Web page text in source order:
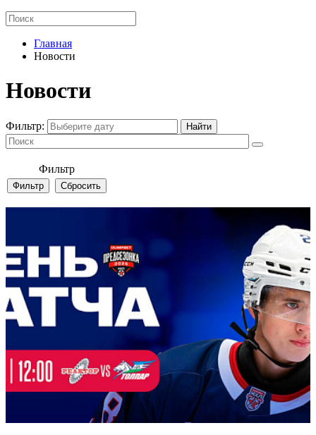
Главная
Новости
Новости
Фильтр:
Фильтр